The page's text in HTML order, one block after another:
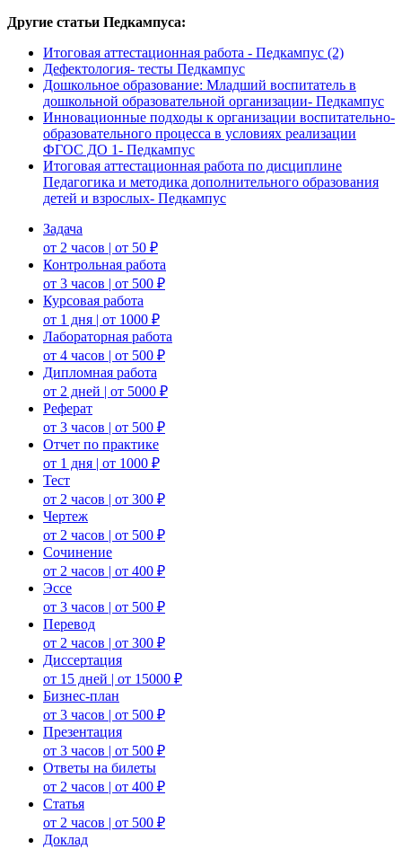
Другие статьи Педкампуса:
Итоговая аттестационная работа - Педкампус (2)
Дефектология- тесты Педкампус
Дошкольное образование: Младший воспитатель в
дошкольной образовательной организации- Педкампус
Инновационные подходы к организации воспитательно-
образовательного процесса в условиях реализации
ФГОС ДО 1- Педкампус
Итоговая аттестационная работа по дисциплине
Педагогика и методика дополнительного образования
детей и взрослых- Педкампус
Задача
от 2 часов | от 50 ₽
Контрольная работа
от 3 часов | от 500 ₽
Курсовая работа
от 1 дня | от 1000 ₽
Лабораторная работа
от 4 часов | от 500 ₽
Дипломная работа
от 2 дней | от 5000 ₽
Реферат
от 3 часов | от 500 ₽
Отчет по практике
от 1 дня | от 1000 ₽
Тест
от 2 часов | от 300 ₽
Чертеж
от 2 часов | от 500 ₽
Сочинение
от 2 часов | от 400 ₽
Эссе
от 3 часов | от 500 ₽
Перевод
от 2 часов | от 300 ₽
Диссертация
от 15 дней | от 15000 ₽
Бизнес-план
от 3 часов | от 500 ₽
Презентация
от 3 часов | от 500 ₽
Ответы на билеты
от 2 часов | от 400 ₽
Статья
от 2 часов | от 500 ₽
Доклад